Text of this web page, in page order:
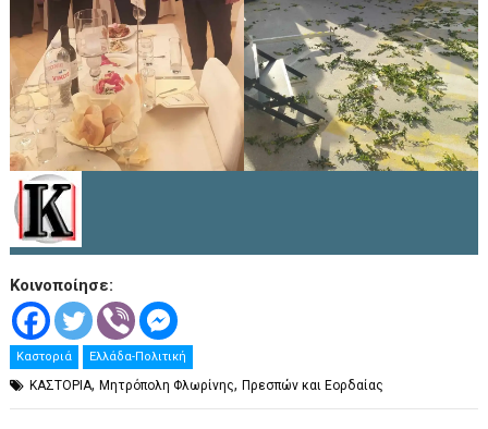
Κοινοποίησε:
Καστοριά Ελλάδα-Πολιτική
ΚΑΣΤΟΡΙΑ,Μητρόπολη Φλωρίνης,Πρεσπών και Εορδαίας